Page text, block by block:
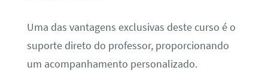
Uma das vantagens exclusivas deste curso é o
suporte direto do professor, proporcionando
um acompanhamento personalizado.